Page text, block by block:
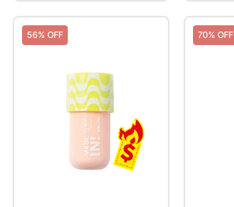
56% OFF 70% OFF